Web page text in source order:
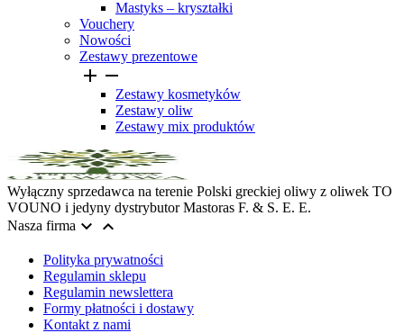
Mastyks – kryształki
Vouchery
Nowości
Zestawy prezentowe
 
Zestawy kosmetyków
Zestawy oliw
Zestawy mix produktów
Wyłączny sprzedawca na terenie Polski greckiej oliwy z oliwek TO
VOUNO i jedyny dystrybutor Mastoras F. & S. E. E.
Nasza firma  
Polityka prywatności
Regulamin sklepu
Regulamin newslettera
Formy płatności i dostawy
Kontakt z nami